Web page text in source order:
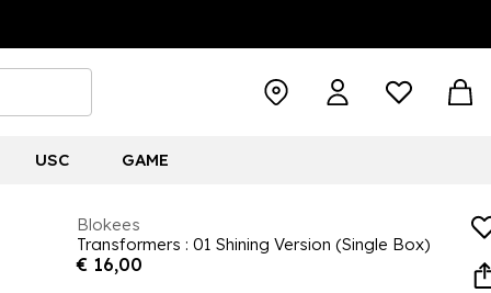
USC GAME
Blokees
Transformers : 01 Shining Version (Single Box)
€ 16,00